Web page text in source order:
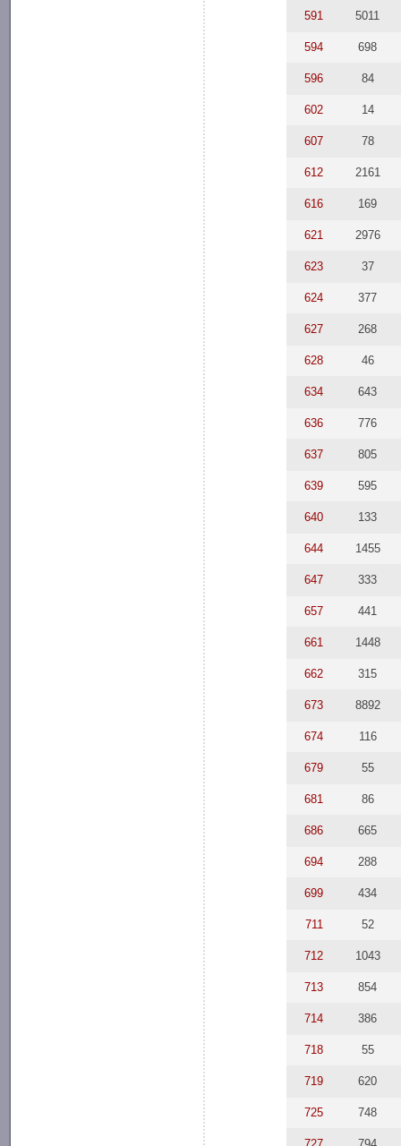
591 5011
594 698
596 84
602 14
607 78
612 2161
616 169
621 2976
623 37
624 377
627 268
628 46
634 643
636 776
637 805
639 595
640 133
644 1455
647 333
657 441
661 1448
662 315
673 8892
674 116
679 55
681 86
686 665
694 288
699 434
711 52
712 1043
713 854
714 386
718 55
719 620
725 748